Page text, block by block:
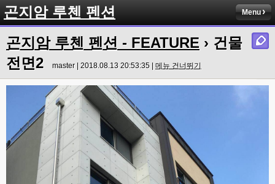
곤지암 루첸 펜션 Menu
곤지암 루첸 펜션 - FEATURE › 건물
전면2
master | 2018.08.13 20:53:35 | 메뉴 건너뛰기